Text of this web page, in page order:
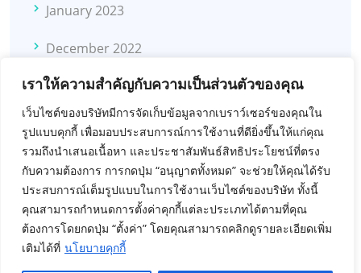
เราให้ความสำคัญกับความเป็นส่วนตัวของคุณ
เว็บไซต์ของบริษัทมีการจัดเก็บข้อมูลจากเบราว์เซอร์ของคุณใน
รูปแบบคุกกี้ เพื่อมอบประสบการณ์การใช้งานที่ดียิ่งขึ้นให้แก่คุณ
รวมถึงนำเสนอเนื้อหา และประชาสัมพันธ์สิทธิประโยชน์ที่ตรง
กับความต้องการ การกดปุ่ม “อนุญาตทั้งหมด” จะช่วยให้คุณได้รับ
ประสบการณ์เต็มรูปแบบในการใช้งานเว็บไซต์ของบริษัท ทั้งนี้
คุณสามารถกำหนดการตั้งค่าคุกกี้แต่ละประเภทได้ตามที่คุณ
ต้องการโดยกดปุ่ม “ตั้งค่า” โดยคุณสามารถคลิกดูรายละเอียดเพิ่ม
เติมได้ที่ นโยบายคุกกี้
January 2023
December 2022
November 2022
October 2022
November 2021
February 2021
September 2020